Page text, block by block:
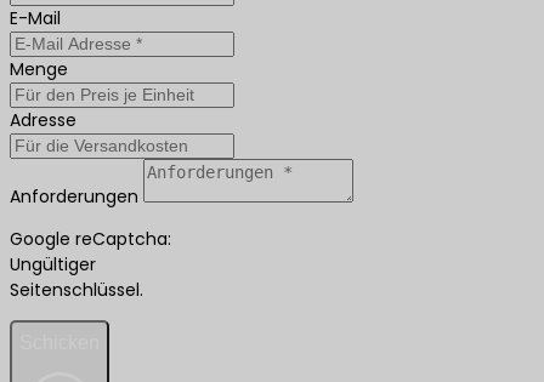
E-Mail
Menge
Adresse
Anforderungen
Google reCaptcha:
Ungültiger
Seitenschlüssel.